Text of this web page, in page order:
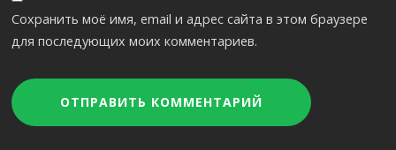
Сохранить моё имя, email и адрес сайта в этом браузере
для последующих моих комментариев.